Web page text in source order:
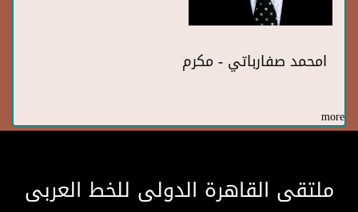
امحمد صفارباتي - مكرم
more
ملتقى القاهرة الدولى للخط العربى